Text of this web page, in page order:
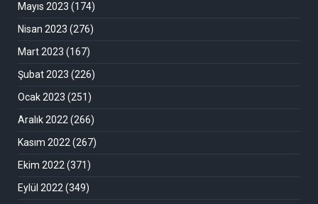
Mayıs 2023 (174)
Nisan 2023 (276)
Mart 2023 (167)
Şubat 2023 (226)
Ocak 2023 (251)
Aralık 2022(266)
Kasım 2022(267)
Ekim 2022(371)
Eylül 2022(349)